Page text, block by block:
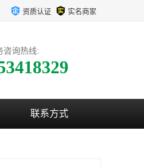
资质认证 实名商家
咨询热线:
联系方式